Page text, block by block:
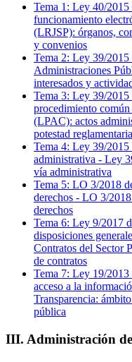
Tema 1: Ley 40/2015
funcionamiento
(LRJSP): órganos,
y convenios
Tema 2: Ley 39/2015
Administraciones
interesados y
Tema 3: Ley 39/2015
procedimiento
(LPAC): actos
potestad reglamentaria
Tema 4: Ley 39/2015
administrativa - Ley
vía administrativa
Tema 5: LO 3/2018
derechos - LO 3/
derechos
Tema 6: Ley 9/2017
disposiciones
Contratos del Sector
de contratos
Tema 7: Ley 19/2013
acceso a la
Transparencia:
pública
III. Administración